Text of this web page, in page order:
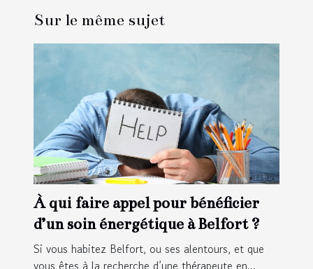
Sur le même sujet
À qui faire appel pour bénéficier
d’un soin énergétique à Belfort ?
Si vous habitez Belfort, ou ses alentours, et que